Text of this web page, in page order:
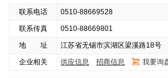
联系电话
0510-88669528
联系传真
0510-88669801
地 址
江苏省无锡市滨湖区梁溪路18号
企业相关
供应信息 招商信息 我要询